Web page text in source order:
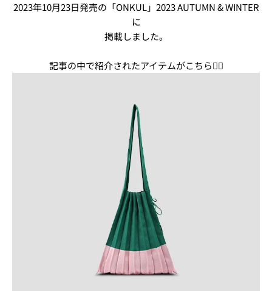
2023年10月23日発売の「ONKUL」2023 AUTUMN & WINTER
に
掲載しました。
記事の中で紹介されたアイテムがこちら💁‍♀️